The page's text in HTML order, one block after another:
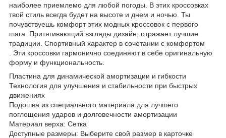
наиболее приемлемо для любой погоды. В этих кроссовках
твой стиль всегда будет на высоте и днем и ночью. Ты
почувствуешь комфорт этих модных кроссовок с первого
шага. Притягивающий взгляды дизайн, отражает лучшие
традиции. Спортивный характер в сочетании с комфортом
. Эти кроссовки гармонично соединяют в себе оригинальную
форму и функциональность.
Пластина для динамической амортизации и гибкости
Технология для улучшения и стабильности при быстрых
движениях
Подошва из специального материала для лучшего
поглощения ударов и долговечности амортизации
Материал верха: Сетка
Доступные размеры: Выберите свой размер в карточке